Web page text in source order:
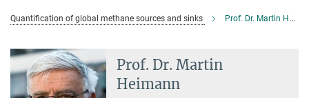
Quantification of global methane sources and sinks Prof. Dr. Martin Heimann
Prof. Dr. Martin
Heimann